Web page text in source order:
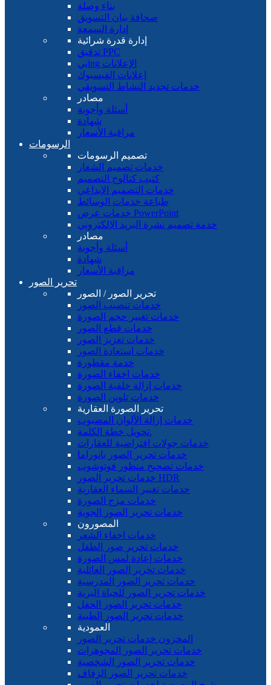
بناء وصلة
صحافة بيان التسويق
إدارة السمعة
إدارة قدرة شرائية
تدقيق PPC
بيing الإعلانات
إعلانات الفيسبوك
خدمات تجديد النشاط التسويقي
مصادر
أسئلة وأجوبة
شهادة
مراقبة الأسعار
الرسومات
تصميم الرسومات
خدمات تصميم الشعار
كتيب كتالوج التصميم
خدمات التصميم الإبداعي
طباعة خدمات الوسائط
خدمات عرض PowerPoint
خدمة تصميم نشرة البريد الإلكتروني
مصادر
أسئلة وأجوبة
شهادة
مراقبة الأسعار
تحرير الصور
تحرير الصور / الصور
خدمات تنصيب الصور
خدمات تغيير حجم الصورة
خدمات قطع الصور
خدمات تعزيز الصور
خدمات استعادة الصور
خدمة مقطورة
خدمات اخفاء الصورة
خدمات إزالة خلفية الصورة
خدمات تلوين الصورة
تحرير الصورة العقارية
خدمات إزالة الألوان المصبوب
تحويل خطة الكلمة.
خدمات جولات افتراضية للعقارات
خدمات تحرير الصور بانوراما
خدمات تصحيح منظور فوتوشوب
خدمات تحرير الصور HDR
خدمات تغيير السماء العقارية
خدمات مزج الصورة
خدمات تحرير الصور الجوية
المصورون
خدمات اخفاء الشعر
خدمات تحرير صور الطفل
خدمات إعادة لمس الصورة
خدمات تحرير الصور العائلية
خدمات تحرير الصور المدرسية
خدمات تحرير الصور للحياة البرية
خدمات تحرير الصور الحفل
خدمات تحرير الصور الطبية
العمودية
المخزون خدمات تحرير الصور
خدمات تحرير الصور المجوهرات
خدمات تحرير الصور الشخصية
خدمات تحرير الصور الزفاف